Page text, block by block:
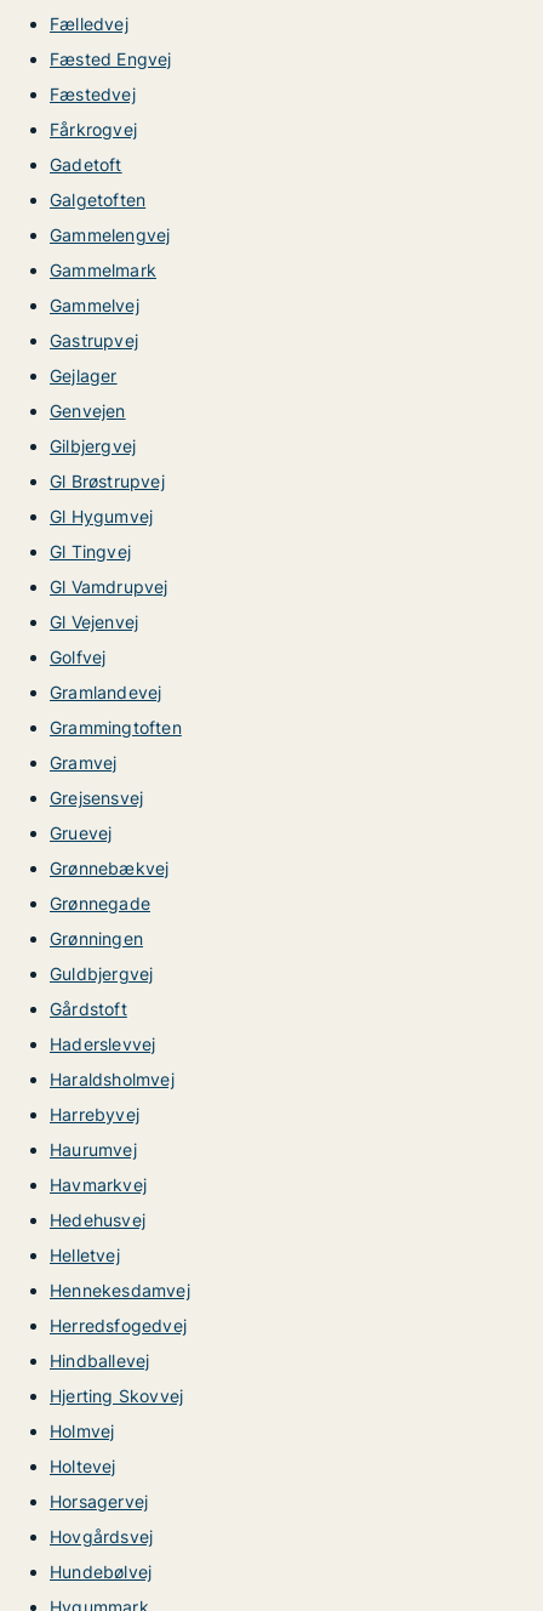
Fælledvej
Fæsted Engvej
Fæstedvej
Fårkrogvej
Gadetoft
Galgetoften
Gammelengvej
Gammelmark
Gammelvej
Gastrupvej
Gejlager
Genvejen
Gilbjergvej
Gl Brøstrupvej
Gl Hygumvej
Gl Tingvej
Gl Vamdrupvej
Gl Vejenvej
Golfvej
Gramlandevej
Grammingtoften
Gramvej
Grejsensvej
Gruevej
Grønnebækvej
Grønnegade
Grønningen
Guldbjergvej
Gårdstoft
Haderslevvej
Haraldsholmvej
Harrebyvej
Haurumvej
Havmarkvej
Hedehusvej
Helletvej
Hennekesdamvej
Herredsfogedvej
Hindballevej
Hjerting Skovvej
Holmvej
Holtevej
Horsagervej
Hovgårdsvej
Hundebølvej
Hygummark